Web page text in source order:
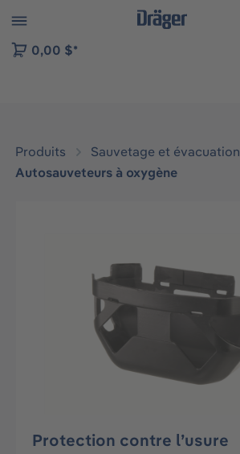
to B2B platform navigation
0,00 $*
Produits
Sauvetage et évacuation
Autosauveteurs à oxygène
Protection contre l’usure